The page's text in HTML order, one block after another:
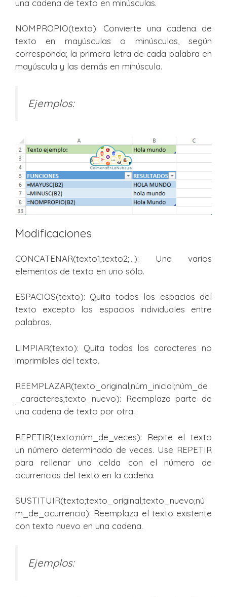
una cadena de texto en minúsculas.
NOMPROPIO(texto): Convierte una cadena de
texto en mayúsculas o minúsculas, según
corresponda; la primera letra de cada palabra en
mayúscula y las demás en minúscula.
Ejemplos:
Modificaciones
CONCATENAR(texto1;texto2;…): Une varios
elementos de texto en uno sólo.
ESPACIOS(texto): Quita todos los espacios del
texto excepto los espacios individuales entre
palabras.
LIMPIAR(texto): Quita todos los caracteres no
imprimibles del texto.
REEMPLAZAR(texto_original;núm_inicial;núm_de
_caracteres;texto_nuevo): Reemplaza parte de
una cadena de texto por otra.
REPETIR(texto;núm_de_veces): Repite el texto
un número determinado de veces. Use REPETIR
para rellenar una celda con el número de
ocurrencias del texto en la cadena.
SUSTITUIR(texto;texto_original;texto_nuevo;nú
m_de_ocurrencia): Reemplaza el texto existente
con texto nuevo en una cadena.
Ejemplos: